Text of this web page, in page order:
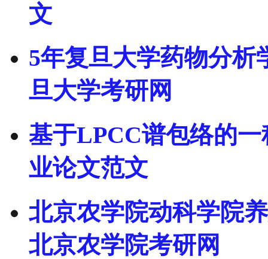
文
5年复旦大学药物分析
旦大学考研网
基于LPCC谱包络的
业论文范文
北京农学院动科学院
北京农学院考研网